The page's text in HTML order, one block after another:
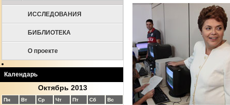
ИССЛЕДОВАНИЯ
БИБЛИОТЕКА
О проекте
Календарь
Октябрь 2013
Пн Вт Ср Чт Пт Сб Вс